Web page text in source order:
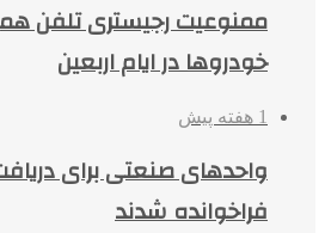
ممنوعیت رجیستری تلفن
خودروها در ایام اربعین
1 هفته پیش
واحدهای صنعتی برای دریافت
فراخوانده شدند